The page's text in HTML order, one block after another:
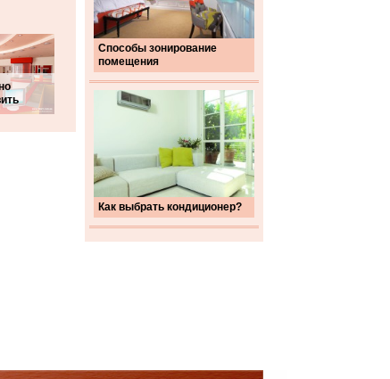
Способы зонирование
помещения
Как выбрать кондиционер?